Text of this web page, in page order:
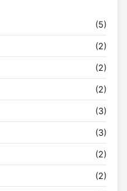
(5)
(2)
(2)
(2)
(3)
(3)
(2)
(2)